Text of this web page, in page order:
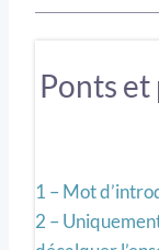
Ponts et
1 – Mot
2 –